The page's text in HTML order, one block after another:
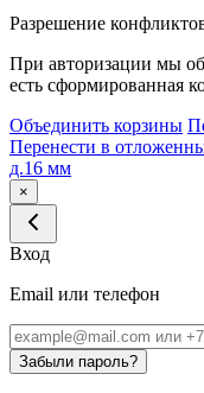
Разрешение
При авторизации мы
есть сформированная
Объединить корзины
Перенести в
д.16 мм
×
Вход
Email или телефон
Забыли пароль?